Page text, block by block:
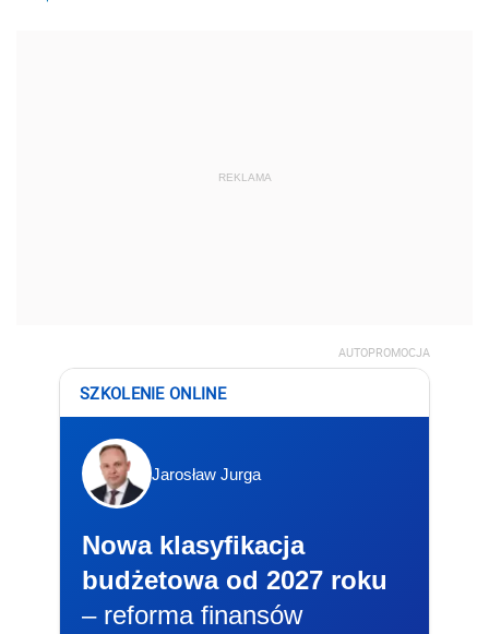
REKLAMA
AUTOPROMOCJA
SZKOLENIE ONLINE
Jarosław Jurga
Nowa klasyfikacja
budżetowa od 2027 roku
– reforma finansów